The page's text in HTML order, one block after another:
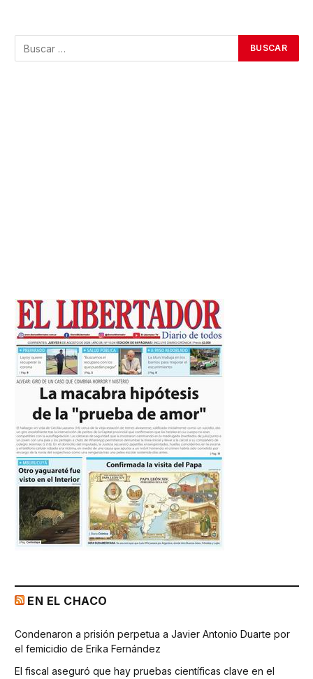
EN EL CHACO
Condenaron a prisión perpetua a Javier Antonio Duarte por
el femicidio de Erika Fernández
El fiscal aseguró que hay pruebas científicas clave en el